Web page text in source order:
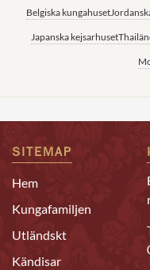
Belgiska kungahuset
Japanska kejsarhuset
SITEMAP
Hem
Kungafamiljen
Utländskt
Kändisar